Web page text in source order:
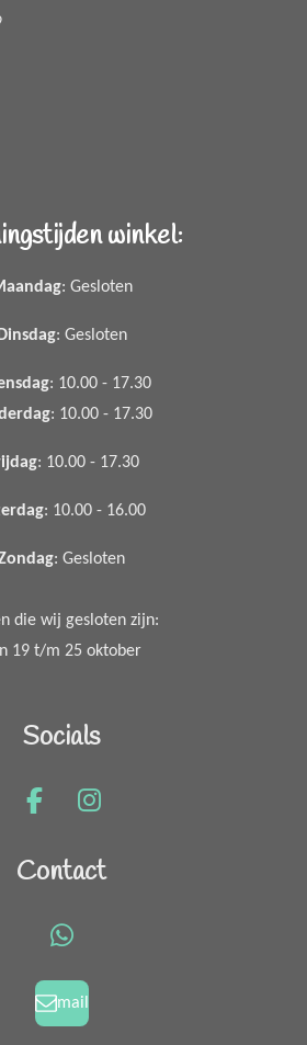
winkel:
: Gesloten
Dinsdag: Gesloten
: 10.00 - 17.30
: 10.00 - 17.30
: 10.00 - 17.30
: 10.00 - 16.00
: Gesloten
die wij gesloten zijn:
19 t/m 25 oktober
Socials
F
c
k
I
s
a
m
Contact
W
a
t
mail